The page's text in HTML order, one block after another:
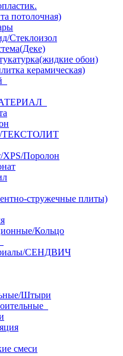
потолочная)
Стеклоизол
обои)
керамическая)
XPS/Поролон
стружечные плиты)
Кольцо
СЕНДВИЧ
Штыри
смеси